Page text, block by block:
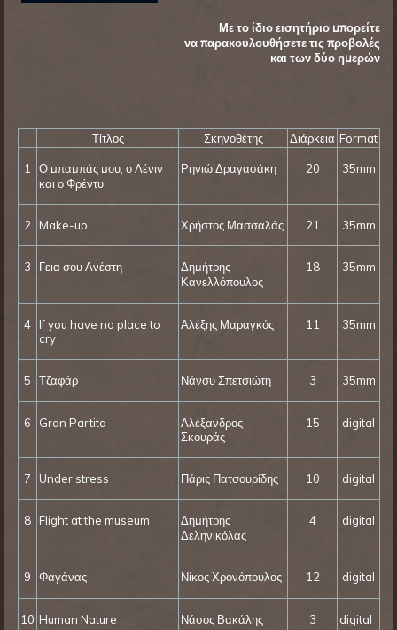
Με το ίδιο εισητήριο μπορείτε
να παρακουλουθήσετε τις προβολές
και των δύο ημερών
Τίτλος Σκηνοθέτης Διάρκεια Format
1
Ο μπαμπάς μου, ο Λένιν
και ο Φρέντυ
Ρηνιώ Δραγασάκη 20 35mm
2 Make-up Χρήστος Μασσαλάς 21 35mm
3 Γεια σου Ανέστη
Δημήτρης
Κανελλόπουλος
18 35mm
4
If you have no place to
cry
Αλέξης Μαραγκός 11 35mm
5 Τζαφάρ Νάνσυ Σπετσιώτη 3 35mm
6 Gran Partita
Αλέξανδρος
Σκουράς
15 digital
7 Under stress Πάρις Πατσουρίδης 10 digital
8 Flight at the museum
Δημήτρης
Δεληνικόλας
4 digital
9 Φαγάνας Νίκος Χρονόπουλος 12 digital
10 Human Nature Νάσος Βακάλης 3 digital